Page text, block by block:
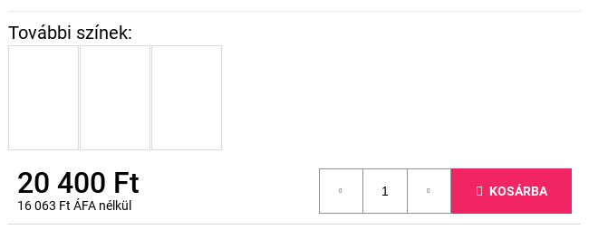
20 400 Ft
16 063 Ft ÁFA nélkül
Egységár:
KOSÁRBA